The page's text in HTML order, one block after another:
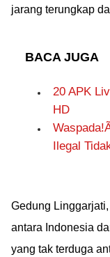
jarang terungkap
BACA JUGA
20 APK
HD
Ilegal
Gedung
antara Indonesia
yang tak terduga